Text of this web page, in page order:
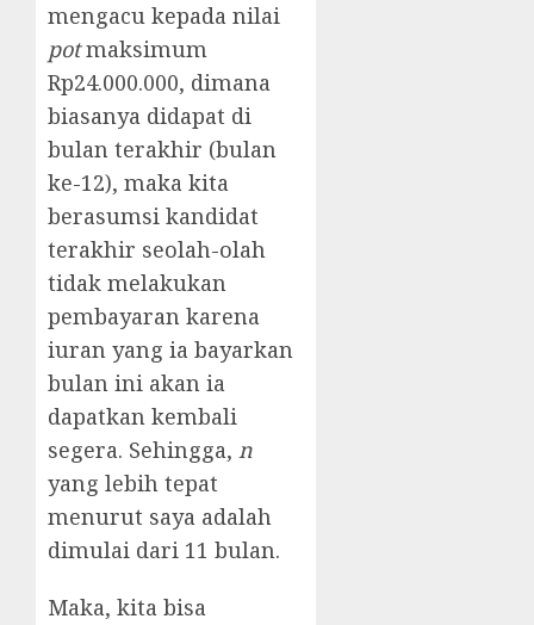
mengacu kepada nilai
potmaksimum
Rp24.000.000, dimana
biasanya didapat di
bulan terakhir (bulan
ke-12), maka kita
berasumsi kandidat
terakhir seolah-olah
tidak melakukan
pembayaran karena
iuran yang ia bayarkan
bulan ini akan ia
dapatkan kembali
segera. Sehingga, n
yang lebih tepat
menurut saya adalah
dimulai dari 11 bulan.
Maka, kita bisa